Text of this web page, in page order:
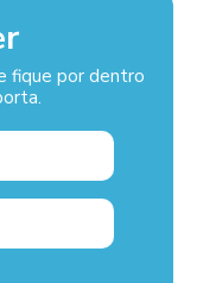
fique por dentro